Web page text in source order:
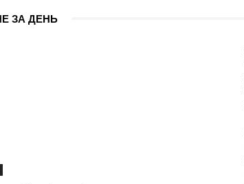
ЗА ДЕНЬ